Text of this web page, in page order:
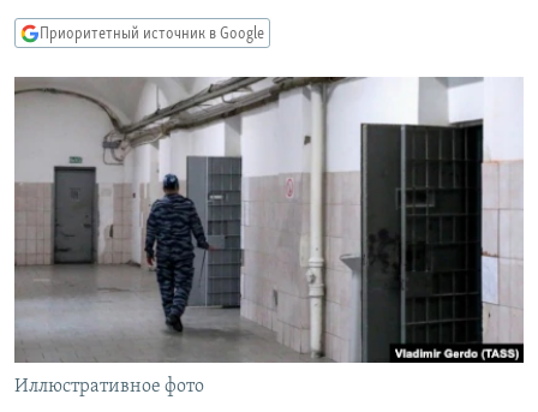
главной
навигации
Вернутся
IDEL.РЕАЛИИ
КАВКАЗ.РЕАЛИИ
СЕВЕР.РЕАЛИИ
СИБИРЬ.РЕАЛИИ
РАСПИСАНИЕ ВЕЩАНИЯ
ПОДПИШИТЕСЬ НА РАССЫЛКУ
СОЦИАЛЬНЫЕ СЕТИ
Приоритетный источник в Google
Иллюстративное фото